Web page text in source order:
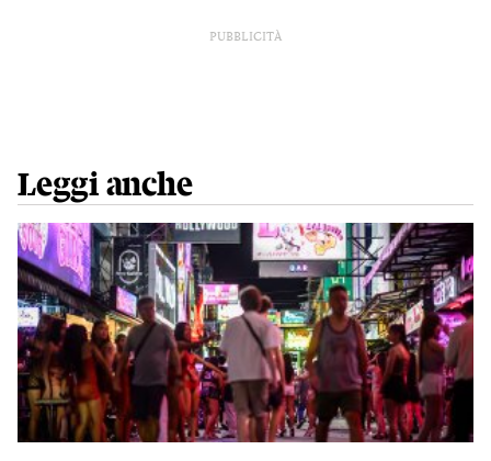
PUBBLICITÀ
Leggi anche